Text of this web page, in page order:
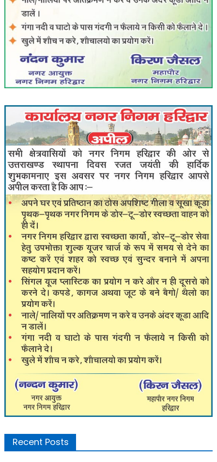
Recent Posts